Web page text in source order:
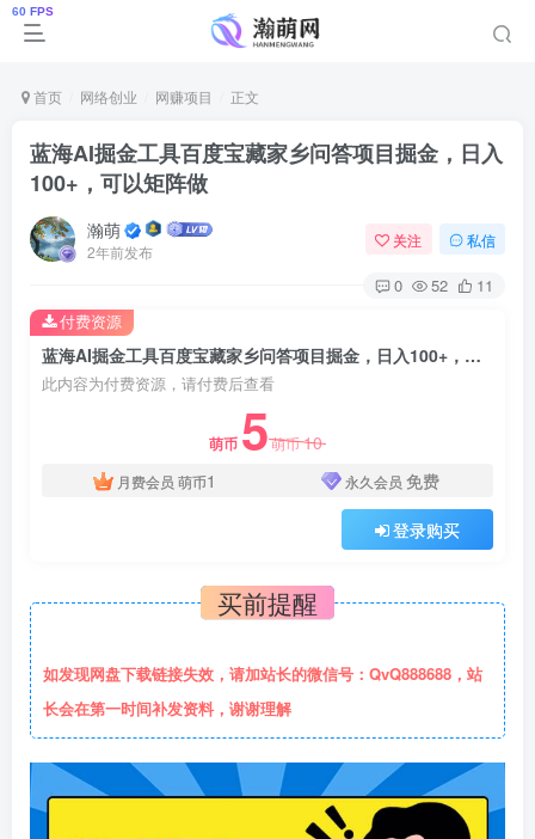
首页 网络创业 网赚项目 正文
蓝海AI掘金工具百度宝藏家乡问答项目掘金，日入
100+，可以矩阵做
瀚萌
2年前发布
关注 私信
0 52 11
蓝海AI掘金工具百度宝藏家乡问答项目掘金，日入100+，可以矩阵做
此内容为付费资源，请付费后查看
萌币 5萌币10
月费会员 萌币1 永久会员 免费
登录购买
付费资源
买前提醒
如发现网盘下载链接失效，请加站长的微信号：QvQ888688，站
长会在第一时间补发资料，谢谢理解